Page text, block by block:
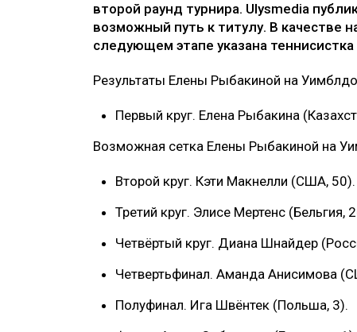
второй раунд турнира. Ulysmedia
возможный путь к титулу. В качестве
следующем этапе указана
Результаты Елены Рыбакиной на
Первый круг. Елена Рыбакина
Возможная сетка Елены Рыбакиной на
Второй круг. Кэти Макнелли (США, 50).
Третий круг. Элисе Мертенс (Бельгия,
Четвёртый круг. Диана Шнайдер
Четвертьфинал. Аманда Анисимова
Полуфинал. Ига Швёнтек (Польша, 3).